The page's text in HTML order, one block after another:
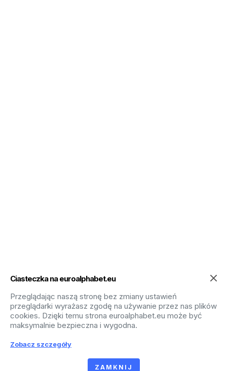
Ciasteczka na euroalphabet.eu
Przeglądając naszą stronę bez zmiany ustawień
przeglądarki wyrażasz zgodę na używanie przez nas plików
cookies. Dzięki temu strona euroalphabet.eu może być
maksymalnie bezpieczna i wygodna.
Zobacz szczegóły
ZAMKNIJ